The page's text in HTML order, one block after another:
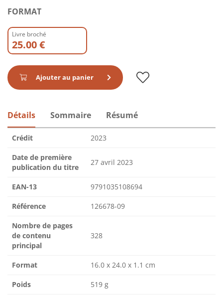
FORMAT
Livre broché
25.00 €
Ajouter au panier
Détails Sommaire Résumé
Crédit 2023
Date de première
publication du titre
27 avril 2023
EAN-13 9791035108694
Référence 126678-09
Nombre de pages
de contenu
principal
328
Format 16.0 x 24.0 x 1.1 cm
Poids 519 g